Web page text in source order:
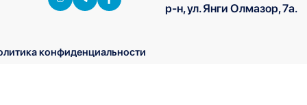
р-н, ул. Янги Олмазор, 7а.
конфиденциальности